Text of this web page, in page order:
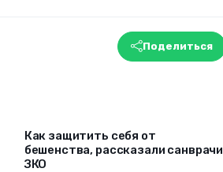
Поделиться
Как защитить себя от
бешенства, рассказали санврачи
ЗКО